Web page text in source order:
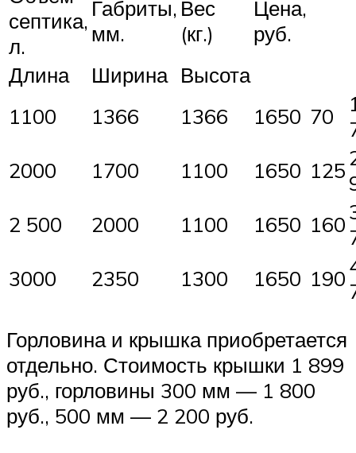
септика,
л.
Габриты,
мм.
Вес
(кг.)
Цена,
руб.
Длина
Ширина Высота
1100
1366 1366 1650 70
2000
1700 1100 1650 125
2 500
2000 1100 1650 160
3000
2350 1300 1650 190
Горловина и крышка приобретается
отдельно. Стоимость крышки 1 899
руб., горловины 300 мм — 1 800
руб., 500 мм — 2 200 руб.